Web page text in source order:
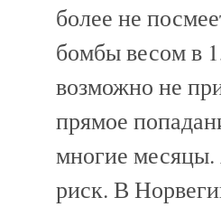
более не
бомбы весом в
возможно не
прямое
многие месяцы.
риск. В